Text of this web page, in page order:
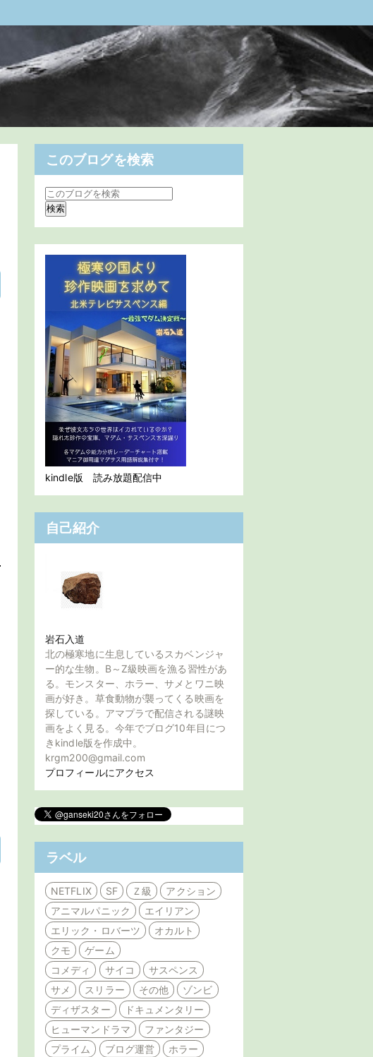
このブログを検索
kindle版 読み放題配信中
自己紹介
岩石入道
北の極寒地に生息しているスカベンジャ
ー的な生物。B～Z級映画を漁る習性があ
る。モンスター、ホラー、サメとワニ映
画が好き。草食動物が襲ってくる映画を
探している。アマプラで配信される謎映
画をよく見る。今年でブログ10年目につ
きkindle版を作成中。
krgm200@gmail.com
プロフィールにアクセス
ラベル
NETFLIX SF Ｚ級
アクション
アニマルパニック
エイリアン
エリック・ロバーツ
オカルト
クモ
ゲーム
コメディ
サイコ
サスペンス
サメ
スリラー その他
ゾンビ
ディザスター
ドキュメンタリー
ヒューマンドラマ
ファンタジー
プライム
ブログ運営
ホラー